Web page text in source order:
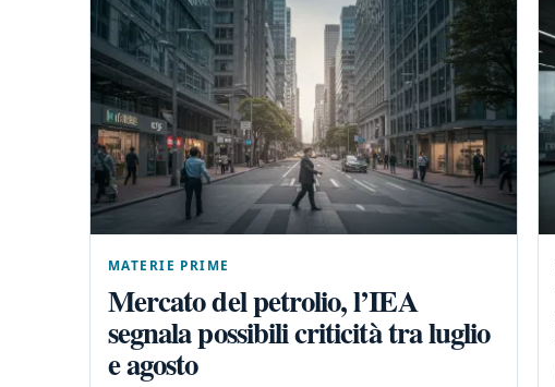
MATERIE PRIME
Mercato del petrolio, l’IEA
segnala possibili criticità tra luglio
e agosto